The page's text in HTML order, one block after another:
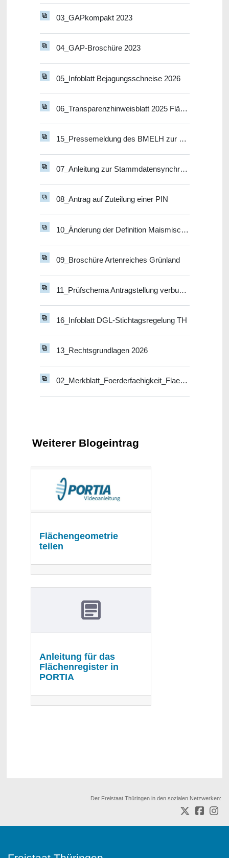
03_GAPkompakt 2023
04_GAP-Broschüre 2023
05_Infoblatt Bejagungsschneise 2026
06_Transparenzhinweisblatt 2025 Flächenmaßnahmen
15_Pressemeldung des BMELH zur DGL-Stichtagsregelung
07_Anleitung zur Stammdatensynchronisation in PORTIA
08_Antrag auf Zuteilung einer PIN
10_Änderung der Definition Maismischkultur - ÖR 2, GLÖZ 7
09_Broschüre Artenreiches Grünland
11_Prüfschema Antragstellung verbundene Unternehmen
16_Infoblatt DGL-Stichtagsregelung TH
13_Rechtsgrundlagen 2026
02_Merkblatt_Foerderfaehigkeit_Flaechen 2026
Weiterer Blogeintrag
Flächengeometrie
teilen
Anleitung für das
Flächenregister in
PORTIA
Der Freistaat Thüringen in den sozialen Netzwerken: